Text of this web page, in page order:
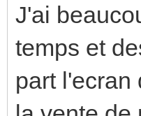
J'ai
temps et
part l'ecran